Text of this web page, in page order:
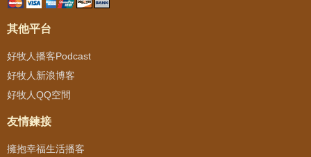
其他平台
好牧人播客Podcast
好牧人新浪博客
好牧人QQ空間
友情鍊接
擁抱幸福生活播客